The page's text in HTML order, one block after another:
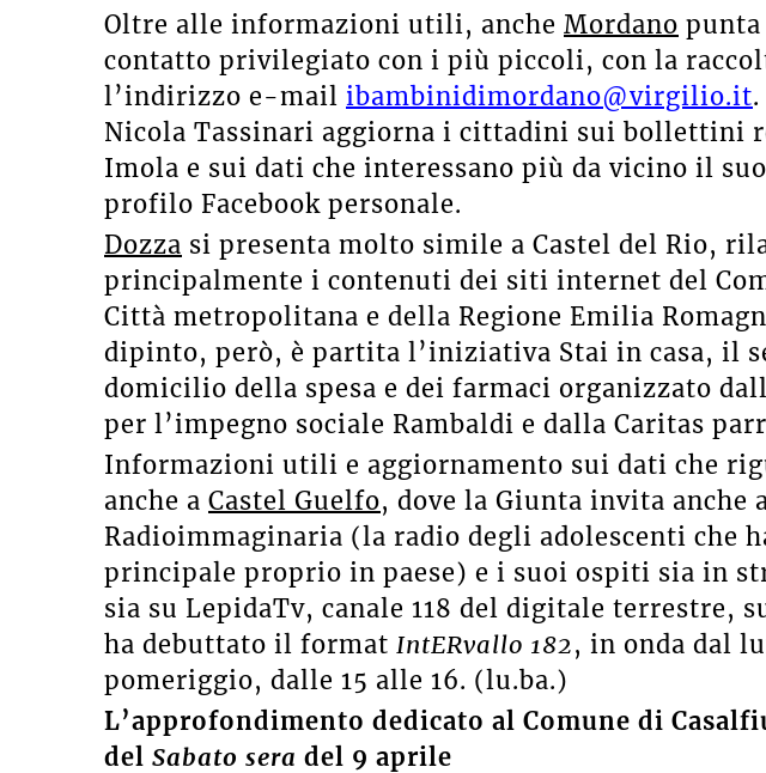
Oltre alle informazioni utili, anche Mordano punta
contatto privilegiato con i più piccoli, con la
l’indirizzo e-mail ibambinidimordano@virgilio.it
Nicola Tassinari aggiorna i cittadini sui bollettini
Imola e sui dati che interessano più da vicino il
profilo Facebook personale.
Dozza si presenta molto simile a Castel del Rio,
principalmente i contenuti dei siti internet del
Città metropolitana e della Regione Emilia
dipinto, però, è partita l’iniziativa Stai in casa, il
domicilio della spesa e dei farmaci organizzato
per l’impegno sociale Rambaldi e dalla Caritas
Informazioni utili e aggiornamento sui dati che
anche a Castel Guelfo, dove la Giunta invita anche
Radioimmaginaria (la radio degli adolescenti che
principale proprio in paese) e i suoi ospiti sia in
sia su LepidaTv, canale 118 del digitale terrestre,
ha debuttato il format IntERvallo 182, in onda dal
pomeriggio, dalle 15 alle 16. (lu.ba.)
L’approfondimento dedicato al Comune di
del Sabato sera del 9 aprile